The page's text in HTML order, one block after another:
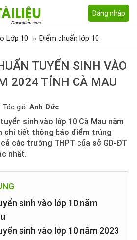
Đăng nhập
Lớp 10 Điểm chuẩn lớp 10
TUYỂN SINH VÀO
2024 TỈNH CÀ MAU
giả: Anh Đức
sinh vào lớp 10 Cà Mau năm
chi tiết thông báo điểm trúng
các trường THPT của sở GD-ĐT
nhất.
sinh vào lớp 10 năm
sinh vào lớp 10 năm 2023